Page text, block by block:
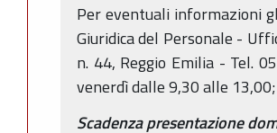
Per eventuali informazioni
Giuridica del Personale -
n. 44, Reggio Emilia - Tel.
venerdì dalle 9,30 alle
Scadenza presentazione